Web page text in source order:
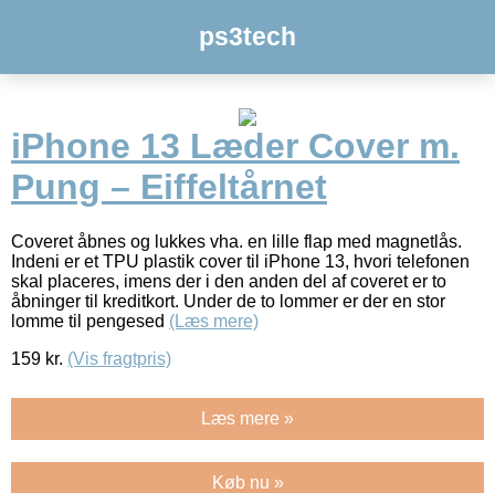
ps3tech
iPhone 13 Læder Cover m.
Pung – Eiffeltårnet
Coveret åbnes og lukkes vha. en lille flap med magnetlås.
Indeni er et TPU plastik cover til iPhone 13, hvori telefonen
skal placeres, imens der i den anden del af coveret er to
åbninger til kreditkort. Under de to lommer er der en stor
lomme til pengesed (Læs mere)
159 kr. (Vis fragtpris)
Læs mere »
Køb nu »